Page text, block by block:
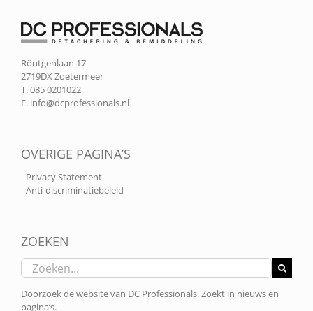
Röntgenlaan 17
2719DX Zoetermeer
T. 085 0201022
E. info@dcprofessionals.nl
OVERIGE PAGINA’S
- Privacy Statement
- Anti-discriminatiebeleid
ZOEKEN
Zoeken
naar:
Doorzoek de website van DC Professionals. Zoekt in nieuws en
pagina’s.